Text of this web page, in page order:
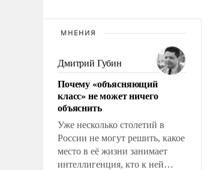
МНЕНИЯ
Дмитрий Губин
Почему «объясняющий
класс» не может ничего
объяснить
Уже несколько столетий в
России не могут решить, какое
место в её жизни занимает
интеллигенция, кто к ней